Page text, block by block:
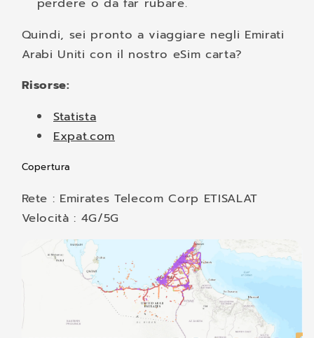
Quindi, sei pronto a viaggiare negli Emirati
Arabi Uniti con il nostro eSim carta?
Risorse:
Statista
Expat.com
Copertura
Rete : Emirates Telecom Corp ETISALAT
Velocità : 4G/5G